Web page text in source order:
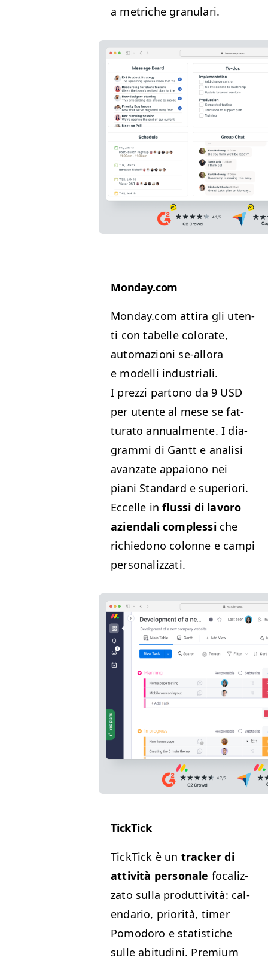
a met­riche granulari.
Mon​day​.com
Mon​day​.com atti­ra gli uten­
ti con tabelle col­orate,
automazioni se-allo­ra
e mod­el­li indus­tri­ali.
I prezzi partono da 9 USD
per utente al mese se fat­
tura­to annual­mente. I dia­
gram­mi di Gantt e anal­isi
avan­zate appaiono nei
piani Stan­dard e supe­ri­ori.
Eccelle influs­si di lavoro
azien­dali com­p­lessiche
richiedono colonne e campi
personalizzati.
Tick­Tick
Tick­Tick è un track­er di
attiv­ità per­son­ale focal­iz­
za­to sul­la pro­dut­tiv­ità: cal­
en­dario, pri­or­ità, timer
Pomodoro e sta­tis­tiche
sulle abi­tu­di­ni. Pre­mi­um